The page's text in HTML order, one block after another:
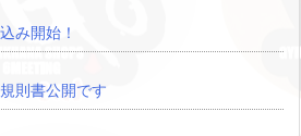
み開始！
則書公開です